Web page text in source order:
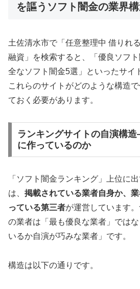
を謳うソフト闇金の業界構
土佐清水市で「任意整理中 借りれ
融資」を検索すると、「優良ソフ
全なソフト闇金5選」といったサイ
これらのサイトがどのような構造
ておく必要があります。
ランキングサイトの自演構
に作っているのか
「ソフト闇金ランキング」上位に
は、 掲載されている業者自身か、
っている第三者が運営しています
の業者は「最も優良な業者」では
いるか自演が巧みな業者」です。
構造は以下の通りです。